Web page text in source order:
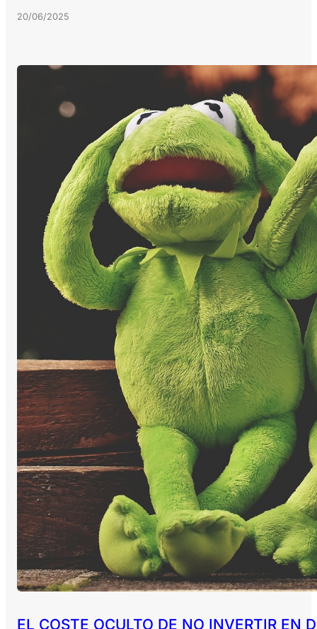
20/06/2025
EL COSTE OCULTO DE NO INVERTIR EN